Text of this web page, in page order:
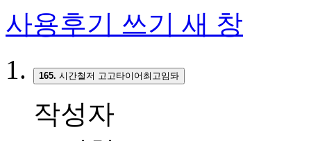
사용후기 쓰기 새 창
165. 시간철저 고고타이어최고임돠
작성자